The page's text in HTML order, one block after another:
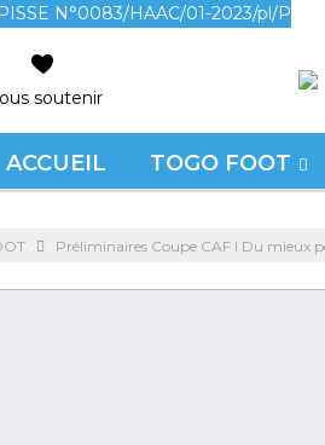
N°0083/HAAC/01-2023/pl/P
soutenir
ACCUEIL TOGO FOOT
Préliminaires Coupe CAF l Du mieux